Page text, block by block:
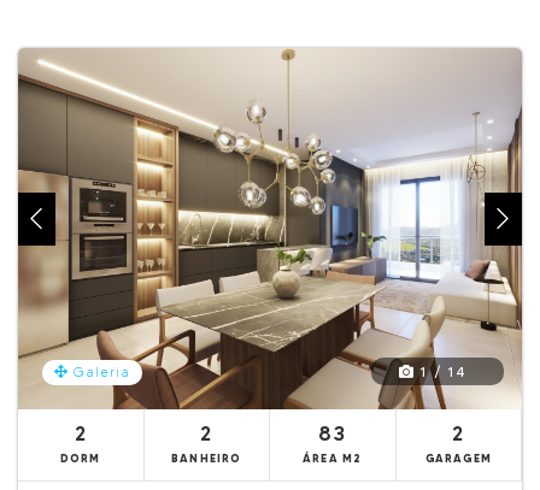
Galeria 1 / 14
2
DORM
2
BANHEIRO
83
ÁREA M2
2
GARAGEM